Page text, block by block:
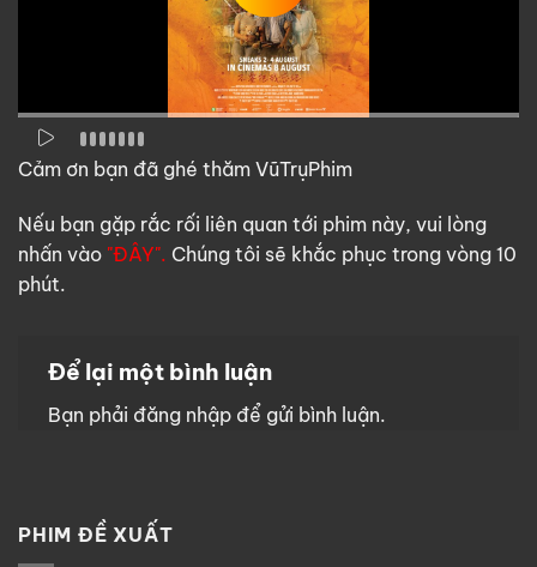
Cảm ơn bạn đã ghé thăm VũTrụPhim
Nếu bạn gặp rắc rối liên quan tới phim này, vui lòng
nhấn vào "ĐÂY". Chúng tôi sẽ khắc phục trong vòng 10
phút.
Để lại một bình luận
Bạn phải đăng nhập để gửi bình luận.
PHIM ĐỀ XUẤT